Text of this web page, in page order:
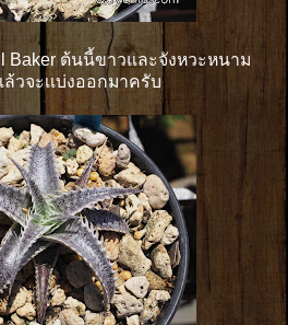
Baker ต้นนี้ขาวและจังหวะหนาม
วจะเเบ่งออกมาครับ